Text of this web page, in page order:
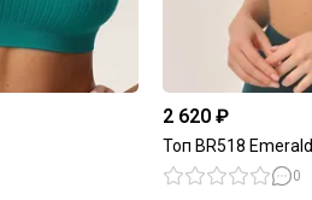
2 620 ₽
Топ BR518 Emerald
0